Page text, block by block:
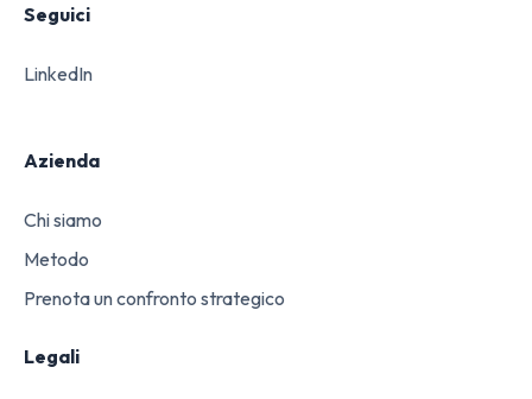
Seguici
LinkedIn
Azienda
Chi siamo
Metodo
Prenota un confronto strategico
Legali